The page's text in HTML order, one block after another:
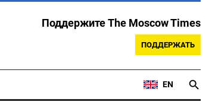
Поддержите The Moscow Times
ПОДДЕРЖАТЬ
EN